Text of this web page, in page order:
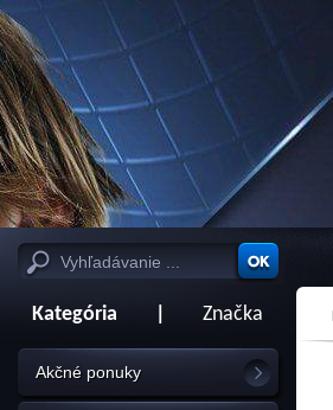
Kategória Značka
Akčné ponuky